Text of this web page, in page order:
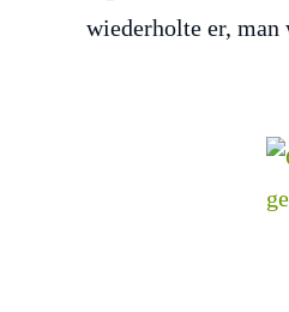
wiederholte er, man